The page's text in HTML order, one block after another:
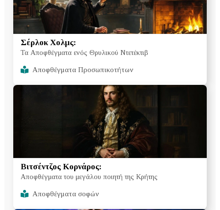
Σέρλοκ Χολμς:
Τα Αποφθέγματα ενός Θρυλικού Ντετέκτιβ
Αποφθέγματα Προσωπικοτήτων
Βιτσέντζος Κορνάρος:
Αποφθέγματα του μεγάλου ποιητή της Κρήτης
Αποφθέγματα σοφών